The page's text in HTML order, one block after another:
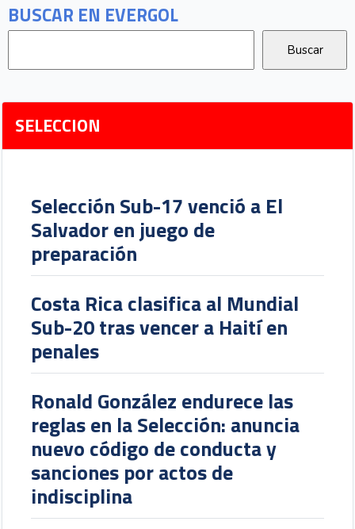
BUSCAR EN EVERGOL
SELECCION
Selección Sub-17 venció a El
Salvador en juego de
preparación
Costa Rica clasifica al Mundial
Sub-20 tras vencer a Haití en
penales
Ronald González endurece las
reglas en la Selección: anuncia
nuevo código de conducta y
sanciones por actos de
indisciplina